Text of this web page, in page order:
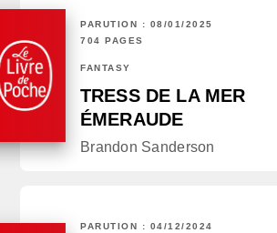
PARUTION : 08/01/2025
704 PAGES
FANTASY
TRESS DE LA MER
ÉMERAUDE
Brandon Sanderson
PARUTION : 04/12/2024